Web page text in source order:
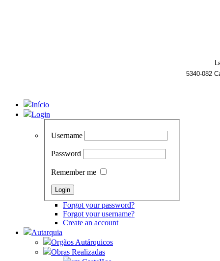
5340-082
Início
Login
Username
Password
Remember me
Forgot your password?
Forgot your username?
Create an account
Autarquia
Orgãos Autárquicos
Obras Realizadas